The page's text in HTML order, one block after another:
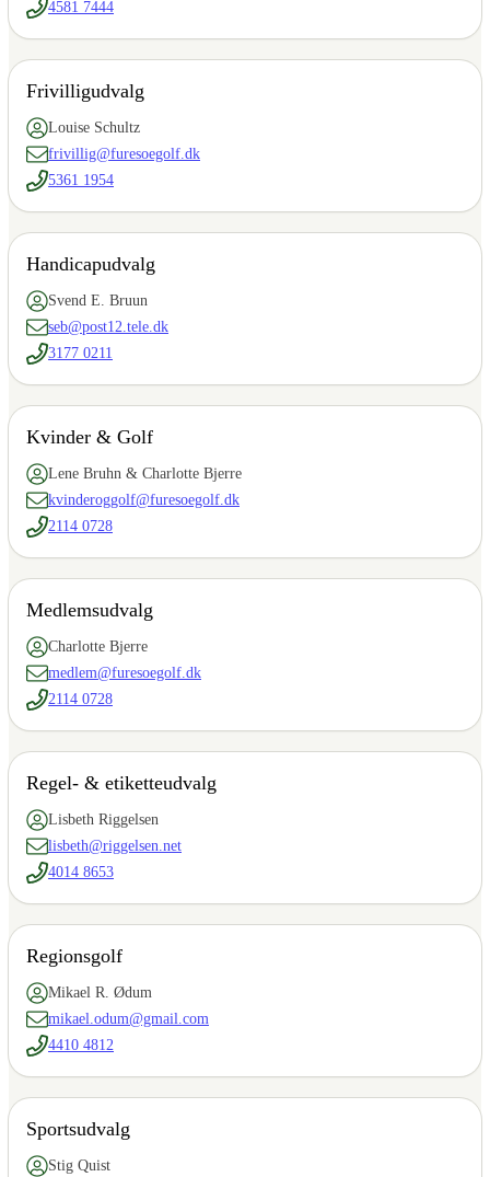
4581 7444
Frivilligudvalg
Louise Schultz
frivillig@furesoegolf.dk
5361 1954
Handicapudvalg
Svend E. Bruun
seb@post12.tele.dk
3177 0211
Kvinder & Golf
Lene Bruhn & Charlotte Bjerre
kvinderoggolf@furesoegolf.dk
2114 0728
Medlemsudvalg
Charlotte Bjerre
medlem@furesoegolf.dk
2114 0728
Regel- & etiketteudvalg
Lisbeth Riggelsen
lisbeth@riggelsen.net
4014 8653
Regionsgolf
Mikael R. Ødum
mikael.odum@gmail.com
4410 4812
Sportsudvalg
Stig Quist